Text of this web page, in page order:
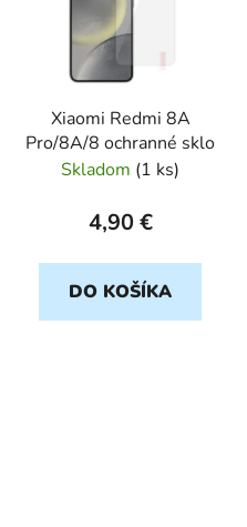
Xiaomi Redmi 8A
Pro/8A/8 ochranné sklo
Skladom (1 ks)
4,90 €
DO KOŠÍKA